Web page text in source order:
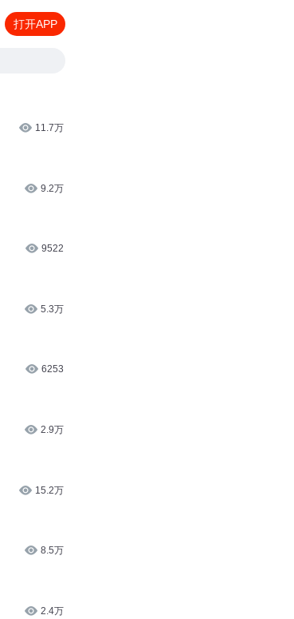
打开APP
11.7万
9.2万
9522
5.3万
6253
2.9万
15.2万
8.5万
2.4万